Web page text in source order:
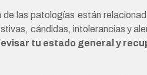
las patologías están
cándidas, intolerancias y
tu estado general y